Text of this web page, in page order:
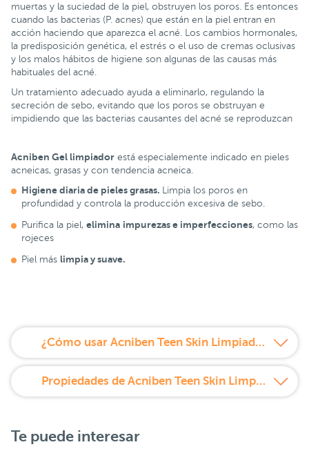
muertas y la suciedad de la piel, obstruyen los poros. Es entonces
cuando las bacterias (P. acnes) que están en la piel entran en
acción haciendo que aparezca el acné. Los cambios hormonales,
la predisposición genética, el estrés o el uso de cremas oclusivas
y los malos hábitos de higiene son algunas de las causas más
habituales del acné.
Un tratamiento adecuado ayuda a eliminarlo, regulando la
secreción de sebo, evitando que los poros se obstruyan e
impidiendo que las bacterias causantes del acné se reproduzcan
Acniben Gel limpiador está especialemente indicado en pieles
acneicas, grasas y con tendencia acneica.
Higiene diaria de pieles grasas. Limpia los poros en
profundidad y controla la producción excesiva de sebo.
Purifica la piel, elimina impurezas e imperfecciones, como las
rojeces
Piel más limpia y suave.
¿Cómo usar Acniben Teen Skin Limpiador Purificante 150 ml?
Propiedades de Acniben Teen Skin Limpiador Purificante 150 ml
Te puede interesar